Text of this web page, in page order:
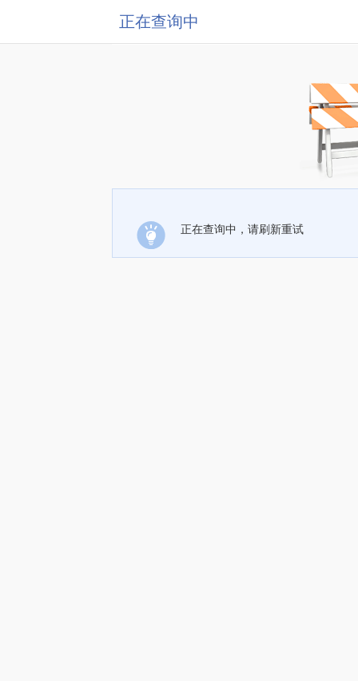
正在查询中
正在查询中，请刷新重试